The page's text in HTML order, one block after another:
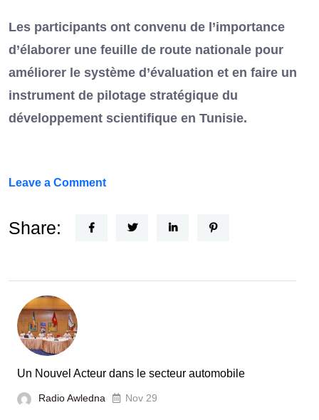
Les participants ont convenu de l’importance
d’élaborer une feuille de route nationale pour
améliorer le système d’évaluation et en faire un
instrument de pilotage stratégique du
développement scientifique en Tunisie.
Leave a Commenton
Horizon
la
France
Share:
Un Nouvel Acteur dans le secteur automobile
Radio Awledna Nov 29